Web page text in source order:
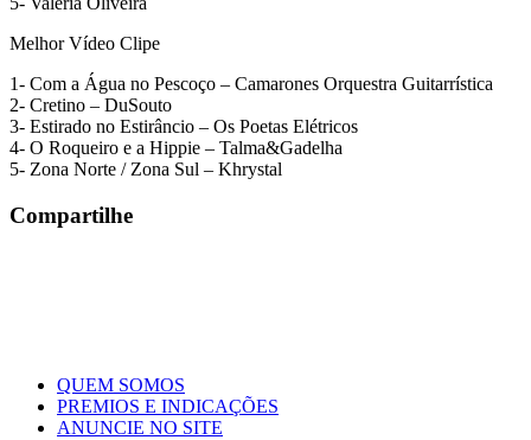
Melhor Vídeo Clipe
1- Com a Água no Pescoço – Camarones Orquestra Guitarrística
2- Cretino – DuSouto
3- Estirado no Estirâncio – Os Poetas Elétricos
4- O Roqueiro e a Hippie – Talma&Gadelha
5- Zona Norte / Zona Sul – Khrystal
Compartilhe
QUEM SOMOS
PREMIOS E INDICAÇÕES
ANUNCIE NO SITE